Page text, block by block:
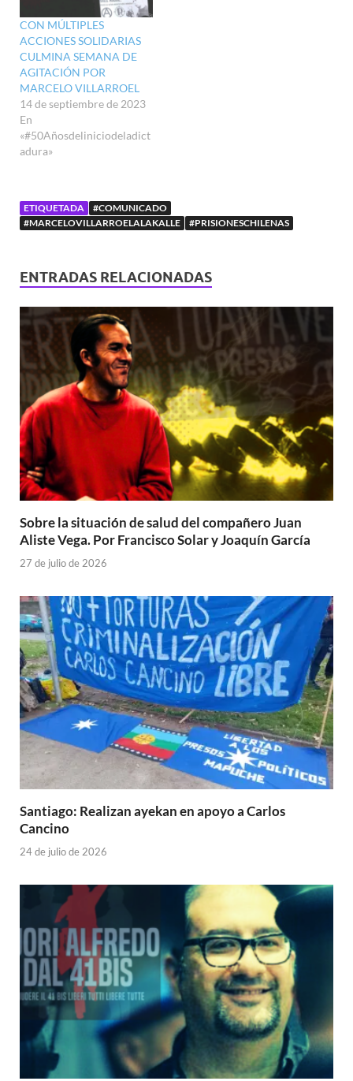
CON MÚLTIPLES
ACCIONES SOLIDARIAS
CULMINA SEMANA DE
AGITACIÓN POR
MARCELO VILLARROEL
14 de septiembre de 2023
En
«#50Añosdeliniciodeladict
adura»
ETIQUETADA
#COMUNICADO
#MARCELOVILLARROELALAKALLE
#PRISIONESCHILENAS
ENTRADAS RELACIONADAS
Sobre la situación de salud del compañero Juan
Aliste Vega. Por Francisco Solar y Joaquín García
27 de julio de 2026
Santiago: Realizan ayekan en apoyo a Carlos
Cancino
24 de julio de 2026